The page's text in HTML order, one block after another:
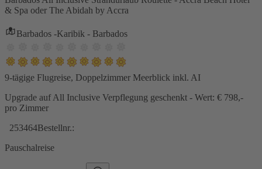
& Spa oder The Abidah by Accra
Barbados -Karibik - Barbados
9-tägige Flugreise, Doppelzimmer Meerblick inkl. AI
Upgrade auf All Inclusive Verpflegung geschenkt - Wert: € 798,-
pro Zimmer
253464Bestellnr.:
Pauschalreise